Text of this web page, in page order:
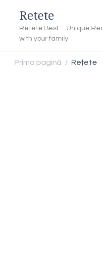
Retete
Retete Best – Unique
with your family
Prima pagină / Rețete